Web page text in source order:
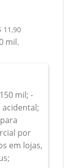
11,90
mil.
mil; -
por
em lojas,